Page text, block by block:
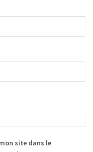
site dans le